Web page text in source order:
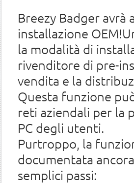
Breezy Badger avrà
installazione
la modalità di
rivenditore di pre-
vendita e la
Questa funzione
reti aziendali per la
PC degli utenti.
Purtroppo, la
documentata
semplici passi: